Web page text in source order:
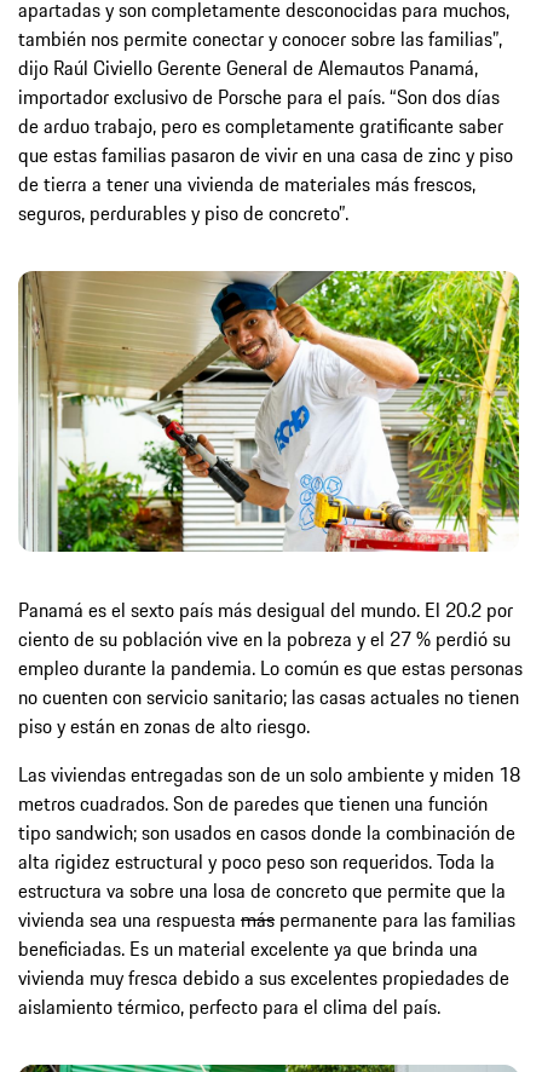
apartadas y son completamente desconocidas para muchos,
también nos permite conectar y conocer sobre las familias”,
dijo Raúl Civiello Gerente General de Alemautos Panamá,
importador exclusivo de Porsche para el país. “Son dos días
de arduo trabajo, pero es completamente gratificante saber
que estas familias pasaron de vivir en una casa de zinc y piso
de tierra a tener una vivienda de materiales más frescos,
seguros, perdurables y piso de concreto”.
Panamá es el sexto país más desigual del mundo. El 20.2 por
ciento de su población vive en la pobreza y el 27 % perdió su
empleo durante la pandemia. Lo común es que estas personas
no cuenten con servicio sanitario; las casas actuales no tienen
piso y están en zonas de alto riesgo.
Las viviendas entregadas son de un solo ambiente y miden 18
metros cuadrados. Son de paredes que tienen una función
tipo sandwich; son usados en casos donde la combinación de
alta rigidez estructural y poco peso son requeridos. Toda la
estructura va sobre una losa de concreto que permite que la
vivienda sea una respuesta más permanente para las familias
beneficiadas. Es un material excelente ya que brinda una
vivienda muy fresca debido a sus excelentes propiedades de
aislamiento térmico, perfecto para el clima del país.